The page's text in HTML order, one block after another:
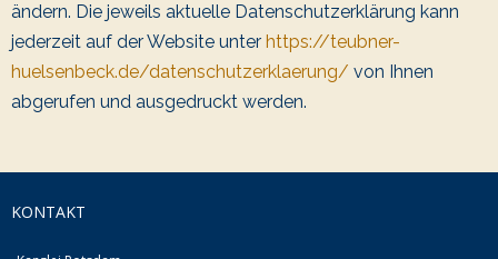
ändern. Die jeweils aktuelle Datenschutzerklärung kann
jederzeit auf der Website unter https://teubner-
huelsenbeck.de/datenschutzerklaerung/ von Ihnen
abgerufen und ausgedruckt werden.
KONTAKT